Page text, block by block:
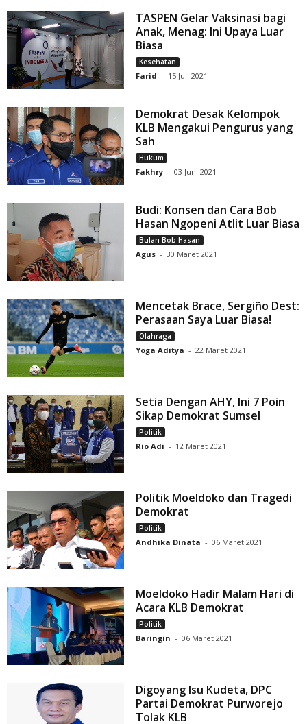
TASPEN Gelar Vaksinasi bagi
Anak, Menag: Ini Upaya Luar
Biasa
Kesehatan
Farid - 15 Juli 2021
Demokrat Desak Kelompok
KLB Mengakui Pengurus yang
Sah
Hukum
Fakhry - 03 Juni 2021
Budi: Konsen dan Cara Bob
Hasan Ngopeni Atlit Luar Biasa
Bulan Bob Hasan
Agus - 30 Maret 2021
Mencetak Brace, Sergiño Dest:
Perasaan Saya Luar Biasa!
Olahraga
Yoga Aditya - 22 Maret 2021
Setia Dengan AHY, Ini 7 Poin
Sikap Demokrat Sumsel
Politik
Rio Adi - 12 Maret 2021
Politik Moeldoko dan Tragedi
Demokrat
Politik
Andhika Dinata - 06 Maret 2021
Moeldoko Hadir Malam Hari di
Acara KLB Demokrat
Politik
Baringin - 06 Maret 2021
Digoyang Isu Kudeta, DPC
Partai Demokrat Purworejo
Tolak KLB